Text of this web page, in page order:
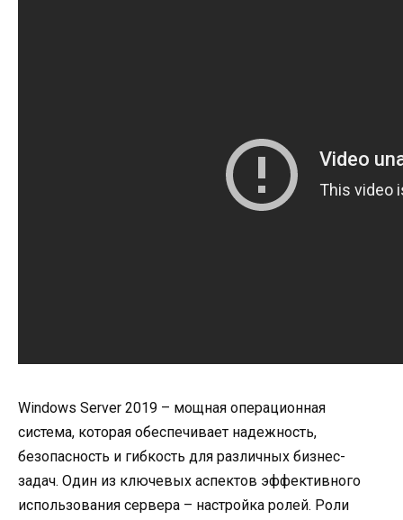
Windows Server 2019 – мощная операционная
система, которая обеспечивает надежность,
безопасность и гибкость для различных бизнес-
задач. Один из ключевых аспектов эффективного
использования сервера – настройка ролей. Роли